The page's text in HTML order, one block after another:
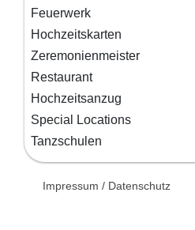
Feuerwerk
Hochzeitskarten
Zeremonienmeister
Restaurant
Hochzeitsanzug
Special Locations
Tanzschulen
Impressum / Datenschutz